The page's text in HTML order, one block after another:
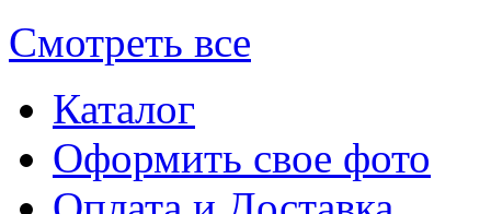
Смотреть все
Каталог
Оформить свое фото